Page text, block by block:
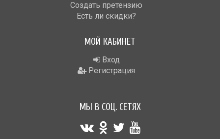
Создать претензию
Есть ли скидки?
МОЙ КАБИНЕТ
Вход
Регистрация
МЫ В СОЦ. СЕТЯХ